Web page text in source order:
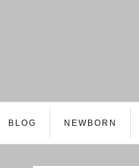
BLOG NEWBORN